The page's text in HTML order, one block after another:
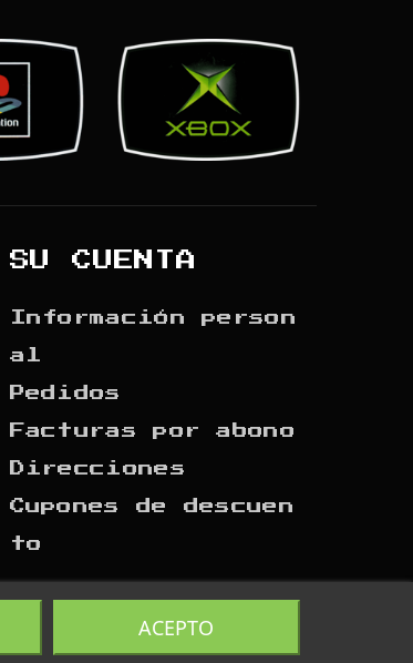
SU CUENTA
Información person
al
Pedidos
Facturas por abono
Direcciones
Cupones de descuen
to
ACEPTO